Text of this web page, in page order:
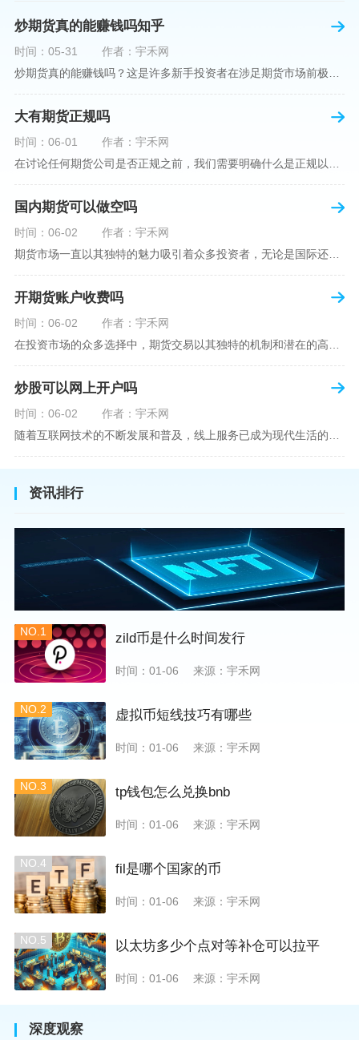
炒期货真的能赚钱吗知乎
时间：05-31
作者：宇禾网
炒期货真的能赚钱吗？这是许多新手投资者在涉足期货市场前极力寻求答案的问题。期货作为一种金融衍生品，它不仅具有高杠杆的特性，同时也伴随着高风险。在知乎这样一个汇聚各领域专业人士分享知识和经验的平台上，我们可以找到关于炒期货赚钱问题的多角度解读。本文将深入探讨炒期货能否赚钱的问题，并结合知乎上的真实案例分析和专业观点，帮助读者形成自己的看法。在讨论是否能通过炒期货赚钱之前，我们首先需要理解期货市场的基本机制。期货，是一种标准化的、具有法律约束力的合约，涉及在未来某个特定时间以特定
大有期货正规吗
时间：06-01
作者：宇禾网
国内期货可以做空吗
时间：06-02
作者：宇禾网
期货市场一直以其独特的魅力吸引着众多投资者，无论是国际还是国内场景下，其波澜壮阔的市场行情都给予了投资者无限遐想。今天，我们将深入探讨一个特别的问题——"国内期货可以做空吗"？这个问题不仅关乎投资者的策略布局，更涉及到期货市场机制的基本理解。在深入探讨之前，我们首先需要明确几个期货市场的基础概念。期货，是指在标准化合约基础上，双方承诺在未来某一特定时间以约定价格买卖一定数量的商品或金融产品的合约。它允訸投资者通过买入（做多）或卖出（做空）合约来预测未来价格的变动。我们来揭开国
开期货账户收费吗
时间：06-02
作者：宇禾网
炒股可以网上开户吗
时间：06-02
作者：宇禾网
资讯排行
NO.1 zild币是什么时间发行
时间：01-06 来源：宇禾网
NO.2 虚拟币短线技巧有哪些
时间：01-06 来源：宇禾网
NO.3 tp钱包怎么兑换bnb
时间：01-06 来源：宇禾网
NO.4 fil是哪个国家的币
时间：01-06 来源：宇禾网
NO.5 以太坊多少个点对等补仓可以拉平
时间：01-06 来源：宇禾网
深度观察